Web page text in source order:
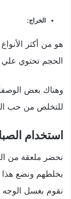
الخراج:
هو من أكثر
الحجم تحتوي علي
وهناك بعض
للتخلص من حب
استخدام
نحضر ملعقة من
بخلطهم ونضع هذا
نقوم بغسل الوجه